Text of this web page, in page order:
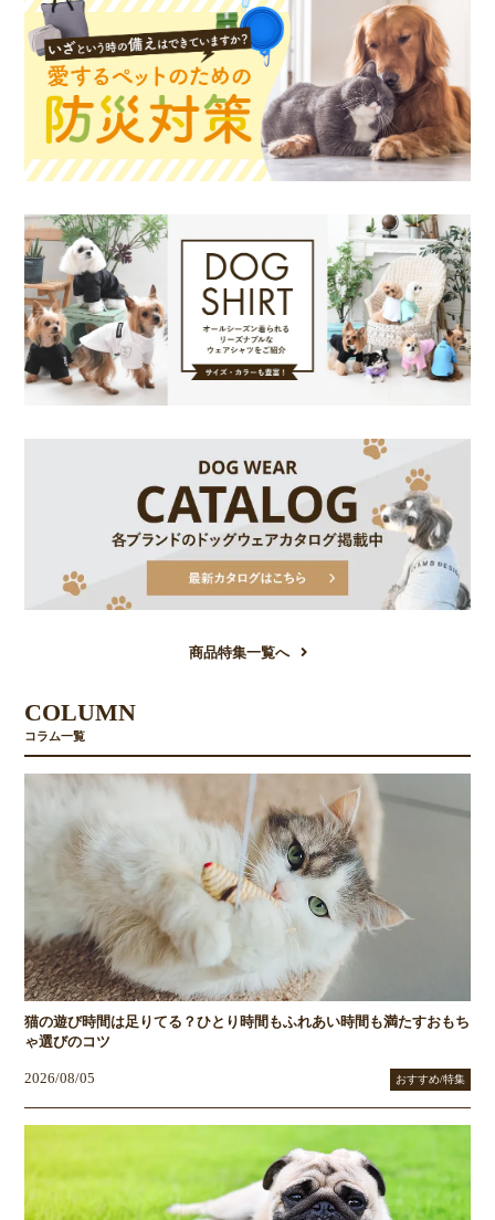
商品特集一覧へ
COLUMN
コラム一覧
猫の遊び時間は足りてる？ひとり時間もふれあい時間も満たすおもち
ゃ選びのコツ
2026/08/05 おすすめ/特集